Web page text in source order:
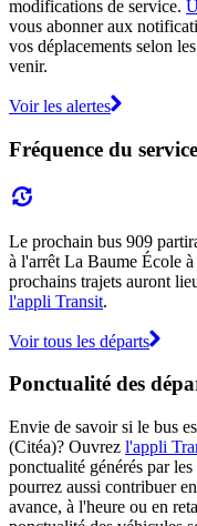
modifications de service.
vous abonner aux
vos déplacements selon
venir.
Voir les alertes
Fréquence du
Le prochain bus 909
à l'arrêt La Baume École
prochains trajets auront
l'appli Transit.
Voir tous les départs
Ponctualité des
Envie de savoir si le bus
(Citéa)? Ouvrez l'appli
ponctualité générés par
pourrez aussi contribuer
avance, à l'heure ou en